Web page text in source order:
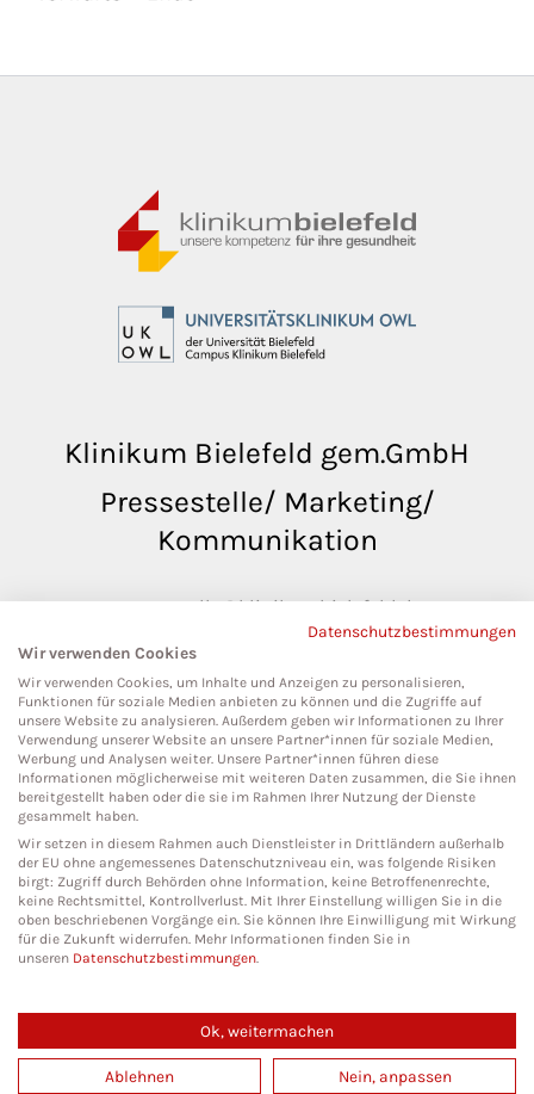
Klinikum Bielefeld gem.GmbH
Pressestelle/ Marketing/
Kommunikation
pressestelle@klinikumbielefeld.de
Teutoburger Str. 50
33604 Bielefeld
Social Media
Copyright 2026. All Rights Reserved.
Datenschutzbestimmungen
Wir verwenden Cookies
Wir verwenden Cookies, um Inhalte und Anzeigen zu personalisieren,
Funktionen für soziale Medien anbieten zu können und die Zugriffe auf
unsere Website zu analysieren. Außerdem geben wir Informationen zu Ihrer
Verwendung unserer Website an unsere Partner*innen für soziale Medien,
Werbung und Analysen weiter. Unsere Partner*innen führen diese
Informationen möglicherweise mit weiteren Daten zusammen, die Sie ihnen
bereitgestellt haben oder die sie im Rahmen Ihrer Nutzung der Dienste
gesammelt haben.
Wir setzen in diesem Rahmen auch Dienstleister in Drittländern außerhalb
der EU ohne angemessenes Datenschutzniveau ein, was folgende Risiken
birgt: Zugriff durch Behörden ohne Information, keine Betroffenenrechte,
keine Rechtsmittel, Kontrollverlust. Mit Ihrer Einstellung willigen Sie in die
oben beschriebenen Vorgänge ein. Sie können Ihre Einwilligung mit Wirkung
für die Zukunft widerrufen. Mehr Informationen finden Sie in
unseren Datenschutzbestimmungen.
Ok, weitermachen
Ablehnen Nein, anpassen